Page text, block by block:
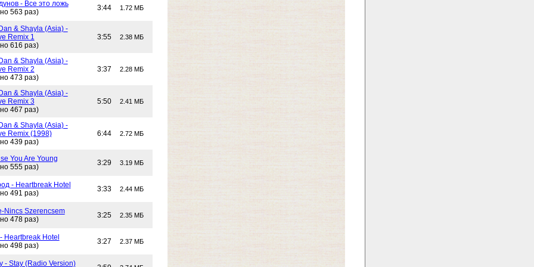
- Все это ложь
563 раз)
3:44 1.72 МБ
& Shayla (Asia) -
Remix 1
616 раз)
3:55 2.38 МБ
& Shayla (Asia) -
Remix 2
473 раз)
3:37 2.28 МБ
& Shayla (Asia) -
Remix 3
467 раз)
5:50 2.41 МБ
& Shayla (Asia) -
Remix (1998)
439 раз)
6:44 2.72 МБ
You Are Young
555 раз)
3:29 3.19 МБ
- Heartbreak Hotel
491 раз)
3:33 2.44 МБ
Nincs Szerencsem
478 раз)
3:25 2.35 МБ
Heartbreak Hotel
498 раз)
3:27 2.37 МБ
- Stay (Radio Version)